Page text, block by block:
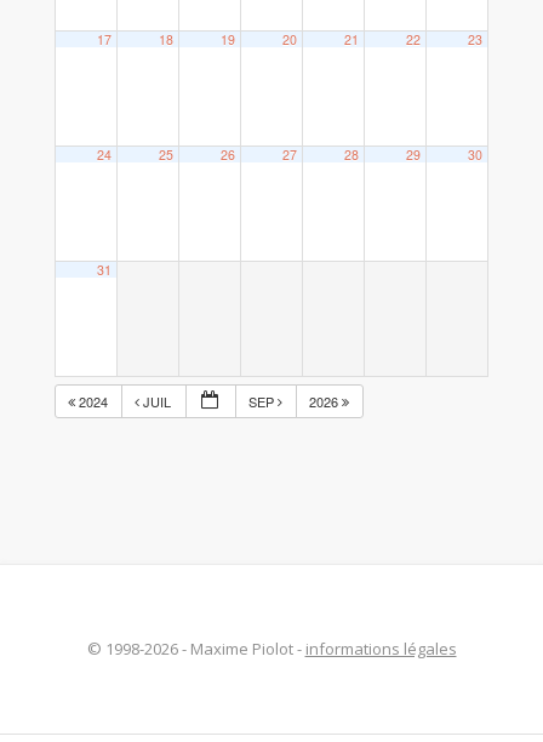
17 18 19 20 21 22 23
24 25 26 27 28 29 30
31
2024 JUIL SEP 2026
© 1998-2026 - Maxime Piolot - informations légales